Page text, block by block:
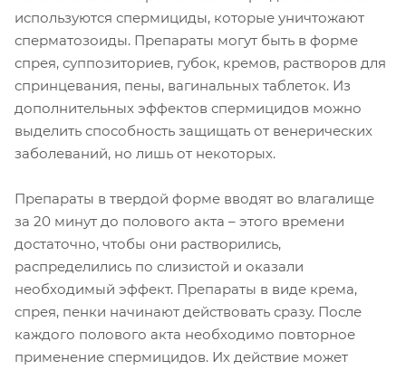
используются спермициды, которые уничтожают
сперматозоиды. Препараты могут быть в форме
спрея, суппозиториев, губок, кремов, растворов для
спринцевания, пены, вагинальных таблеток. Из
дополнительных эффектов спермицидов можно
выделить способность защищать от венерических
заболеваний, но лишь от некоторых.
Препараты в твердой форме вводят во влагалище
за 20 минут до полового акта – этого времени
достаточно, чтобы они растворились,
распределились по слизистой и оказали
необходимый эффект. Препараты в виде крема,
спрея, пенки начинают действовать сразу. После
каждого полового акта необходимо повторное
применение спермицидов. Их действие может